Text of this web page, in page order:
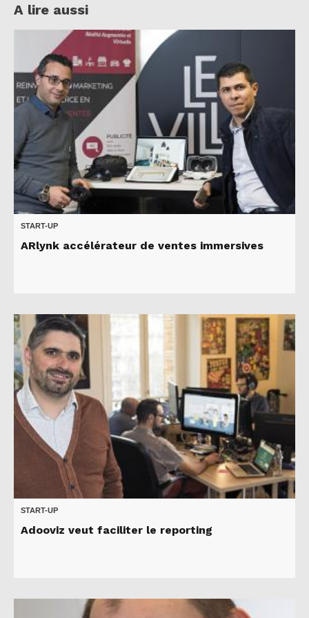
A lire aussi
START-UP
ARlynk accélérateur de ventes immersives
START-UP
Adooviz veut faciliter le reporting